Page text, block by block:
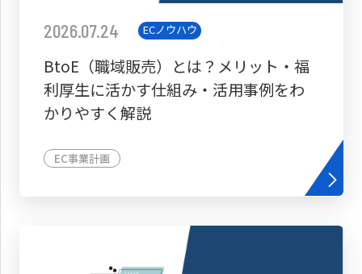
2026.07.24 ECノウハウ
BtoE（職域販売）とは？メリット・福
利厚生に活かす仕組み・活用事例をわ
かりやすく解説
EC事業計画